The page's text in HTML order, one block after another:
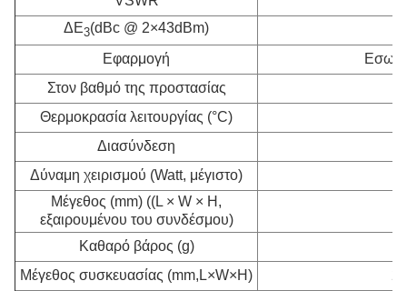
ΔΕ3(dBc @ 2×43dBm)
Εφαρμογή
Στον βαθμό της προστασίας
Θερμοκρασία λειτουργίας (°C)
Διασύνδεση
Δύναμη χειρισμού (Watt, μέγιστο)
Μέγεθος (mm) ((L × W × H,
εξαιρουμένου του συνδέσμου)
Καθαρό βάρος (g)
Μέγεθος συσκευασίας (mm,L×W×H)